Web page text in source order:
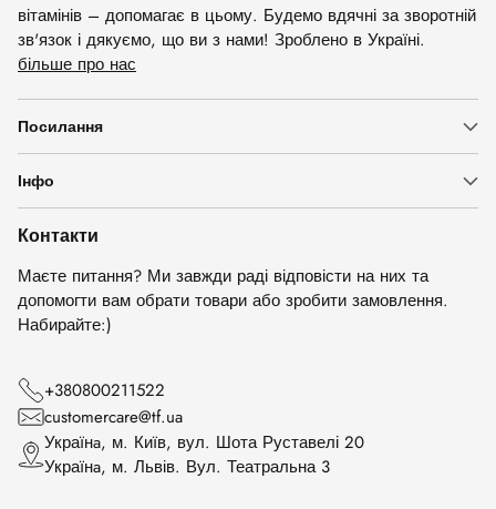
вітамінів – допомагає в цьому. Будемо вдячні за зворотній
зв'язок і дякуємо, що ви з нами! Зроблено в Україні.
більше про нас
Посилання
Інфо
Контакти
Маєте питання? Ми завжди раді відповісти на них та
допомогти вам обрати товари або зробити замовлення.
Набирайте:)
+380800211522
customercare@tf.ua
Українa, м. Київ, вул. Шота Руставелі 20
Українa, м. Львів. Вул. Театральна 3